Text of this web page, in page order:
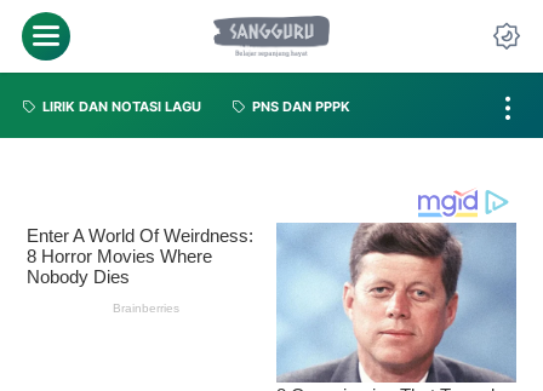
LIRIK DAN NOTASI LAGU PNS DAN PPPK